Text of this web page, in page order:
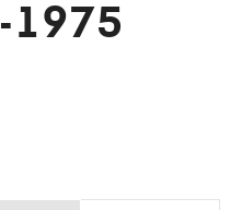
1975